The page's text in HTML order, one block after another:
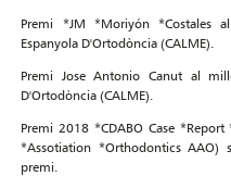
Premi *JM *Moriyón *Costales
Espanyola D'Ortodòncia (CALME).
Premi Jose Antonio Canut al
D'Ortodòncia (CALME).
Premi 2018 *CDABO Case
*Assotiation *Orthodontics AAO)
premi.